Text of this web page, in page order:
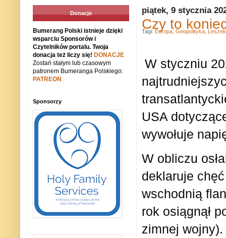
piątek, 9 stycznia
Czy to
W styczniu
USA
wywołuje
W obliczu
deklaruje
wschodnią
rok osiągnął
zimnej
Tagi: Europa Geopolityka
Donacje
Bumerang Polski istnieje dzięki
wsparciu Sponsorów i
Czytelników portalu. Twoja
donacja też liczy się! DONACJE
Zostań stałym lub czasowym
patronem Bumeranga Polskiego:
PATREON
Sponsorzy